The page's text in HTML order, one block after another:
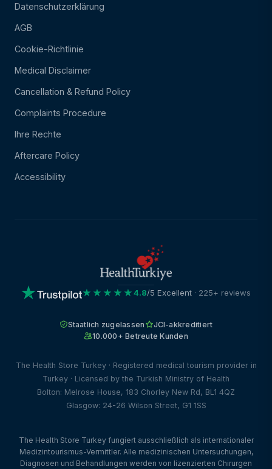
Datenschutzerklärung
AGB
Cookie-Richtlinie
Medical Disclaimer
Cancellation & Refund Policy
Complaints Procedure
Ihre Rechte
Aftercare Policy
Accessibility
★★★★★4.8/5 Excellent · 225+ reviews
Staatlich zugelassen
JCI-akkreditiert
10.000+ Betreute Kunden
The Health Store Turkey · Registered medical tourism provider in
Turkey · Licensed by the Turkish Ministry of Health
Bolton: Melrose House, 183 Chorley New Rd, BL1 4QZ
Glasgow: 24-26 Wilson Street, G1 1SS
The Health Store Turkey fungiert ausschließlich als internationaler
Medizintourismus-Vermittler. Alle medizinischen Untersuchungen,
Diagnosen und Behandlungen werden von lizenzierten Chirurgen